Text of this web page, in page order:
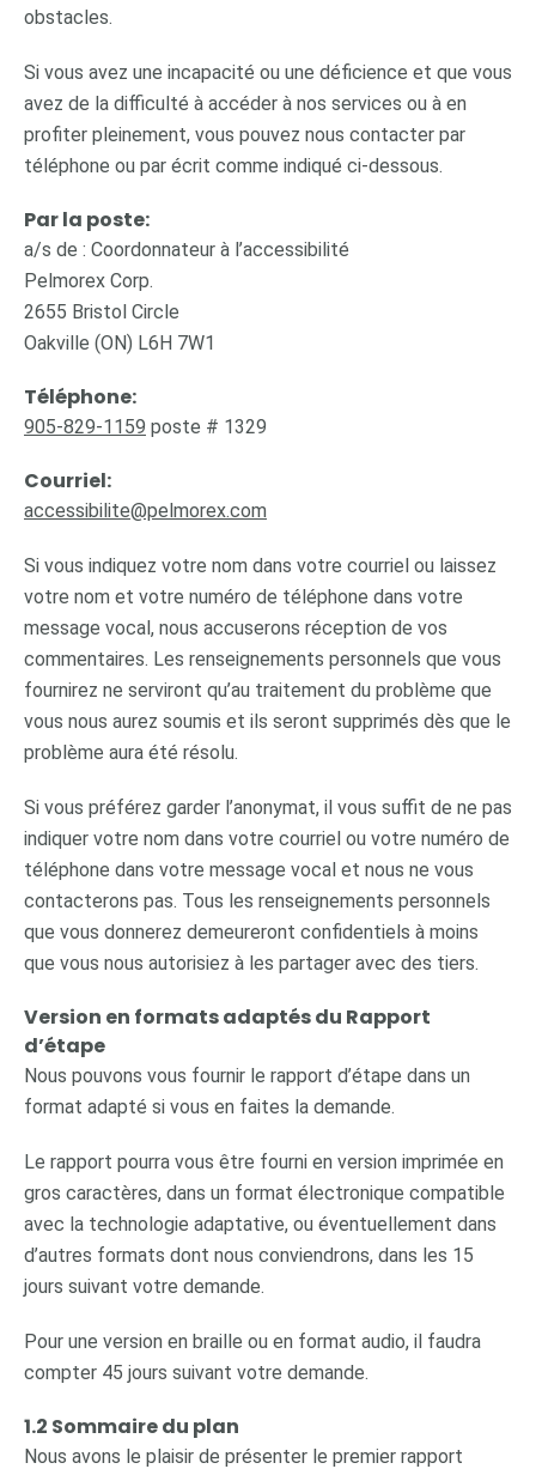
obstacles.
Si vous avez une incapacité ou une déficience et que vous
avez de la difficulté à accéder à nos services ou à en
profiter pleinement, vous pouvez nous contacter par
téléphone ou par écrit comme indiqué ci-dessous.
Par la poste:
a/s de : Coordonnateur à l’accessibilité
Pelmorex Corp.
2655 Bristol Circle
Oakville (ON) L6H 7W1
Téléphone:
905-829-1159 poste # 1329
Courriel:
accessibilite@pelmorex.com
Si vous indiquez votre nom dans votre courriel ou laissez
votre nom et votre numéro de téléphone dans votre
message vocal, nous accuserons réception de vos
commentaires. Les renseignements personnels que vous
fournirez ne serviront qu’au traitement du problème que
vous nous aurez soumis et ils seront supprimés dès que le
problème aura été résolu.
Si vous préférez garder l’anonymat, il vous suffit de ne pas
indiquer votre nom dans votre courriel ou votre numéro de
téléphone dans votre message vocal et nous ne vous
contacterons pas. Tous les renseignements personnels
que vous donnerez demeureront confidentiels à moins
que vous nous autorisiez à les partager avec des tiers.
Version en formats adaptés du Rapport
d’étape
Nous pouvons vous fournir le rapport d’étape dans un
format adapté si vous en faites la demande.
Le rapport pourra vous être fourni en version imprimée en
gros caractères, dans un format électronique compatible
avec la technologie adaptative, ou éventuellement dans
d’autres formats dont nous conviendrons, dans les 15
jours suivant votre demande.
Pour une version en braille ou en format audio, il faudra
compter 45 jours suivant votre demande.
1.2 Sommaire du plan
Nous avons le plaisir de présenter le premier rapport